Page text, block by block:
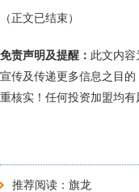
（正文已结束）
免责声明及提醒： 此文内
宣传及传递更多信息之目
重核实！任何投资加盟均有
推荐阅读： 旗龙